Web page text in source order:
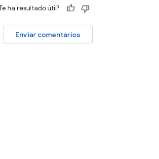
ha resultado útil?
Enviar comentarios